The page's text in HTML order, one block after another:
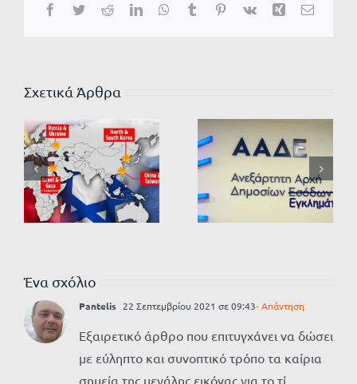
Facebook
TwitterRedditLinkedInWhatsApp
TumblrPinterest
Vk Xing Email
Σχετικά Άρθρα
Ένα σχόλιο
Pantelis 22 Σεπτεμβρίου 2021 σε 09:43- Απάντηση
Εξαιρετικό άρθρο που επιτυγχάνει να δώσει
με εύληπτο και συνοπτικό τρόπο τα καίρια
σημεία της μεγάλης εικόνας για το τί